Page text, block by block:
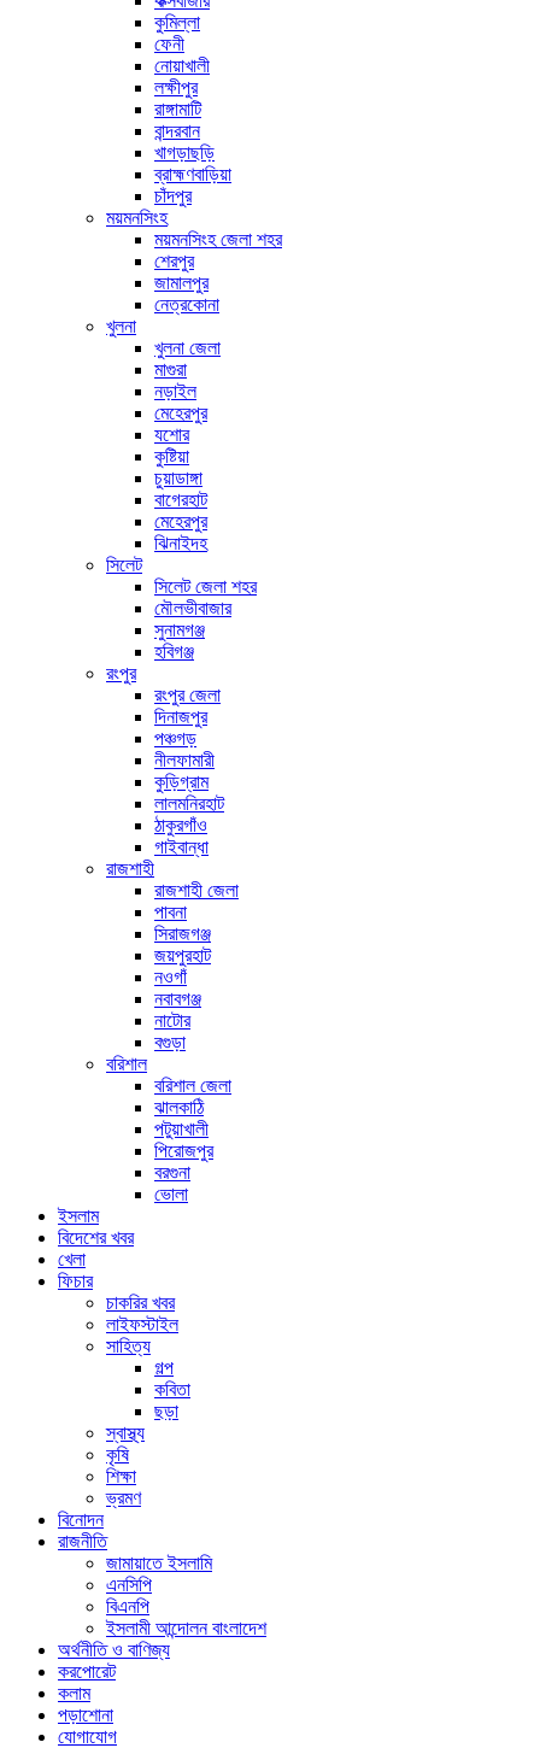
কুমিল্লা
ফেনী
নোয়াখালী
লক্ষীপুর
রাঙ্গামাটি
বান্দরবান
খাগড়াছড়ি
ব্রাহ্মণবাড়িয়া
চাঁদপুর
ময়মনসিংহ
ময়মনসিংহ জেলা শহর
শেরপুর
জামালপুর
নেত্রকোনা
খুলনা
খুলনা জেলা
মাগুরা
নড়াইল
মেহেরপুর
যশোর
কুষ্টিয়া
চুয়াডাঙ্গা
বাগেরহাট
মেহেরপুর
ঝিনাইদহ
সিলেট
সিলেট জেলা শহর
মৌলভীবাজার
সুনামগঞ্জ
হবিগঞ্জ
রংপুর
রংপুর জেলা
দিনাজপুর
পঞ্চগড়
নীলফামারী
কুড়িগ্রাম
লালমনিরহাট
ঠাকুরগাঁও
গাইবান্ধা
রাজশাহী
রাজশাহী জেলা
পাবনা
সিরাজগঞ্জ
জয়পুরহাট
নওগাঁ
নবাবগঞ্জ
নাটোর
বগুড়া
বরিশাল
বরিশাল জেলা
ঝালকাঠি
পটুয়াখালী
পিরোজপুর
বরগুনা
ভোলা
ইসলাম
বিদেশের খবর
খেলা
ফিচার
চাকরির খবর
লাইফস্টাইল
সাহিত্য
গল্প
কবিতা
ছড়া
স্বাস্থ্য
কৃষি
শিক্ষা
ভ্রমণ
বিনোদন
রাজনীতি
জামায়াতে ইসলামি
এনসিপি
বিএনপি
ইসলামী আন্দোলন বাংলাদেশ
অর্থনীতি ও বাণিজ্য
করপোরেট
কলাম
পড়াশোনা
যোগাযোগ